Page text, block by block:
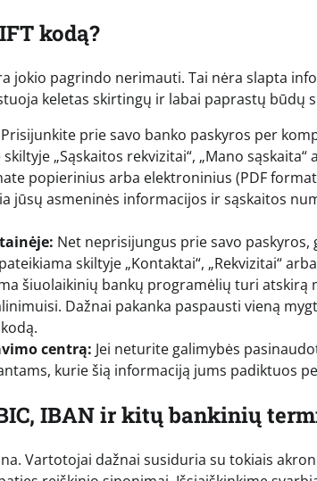
kodą?
jokio pagrindo nerimauti. Tai nėra slapta
keletas skirtingų ir labai paprastų būdų
Prisijunkite prie savo banko paskyros per
„Sąskaitos rekvizitai“, „Mano
popierinius arba elektroninius (PDF
jūsų asmeninės informacijos ir sąskaitos
Net neprisijungus prie savo
skiltyje „Kontaktai“, „Rekvizitai“
šiuolaikinių bankų programėlių turi
Dažnai pakanka paspausti vieną
centrą: Jei neturite galimybės
kurie šią informaciją jums padiktuos
IBAN ir kitų bankinių
Vartotojai dažnai susiduria su tokiais